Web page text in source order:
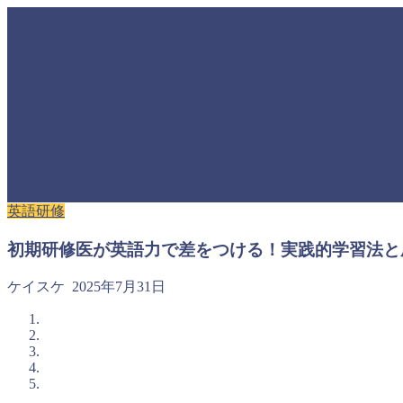
英語研修
初期研修医が英語力で差をつける！実践的学習法
ケイスケ 2025年7月31日